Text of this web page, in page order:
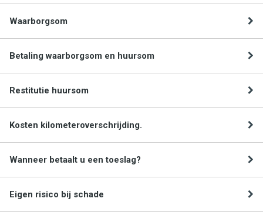
Waarborgsom
Betaling waarborgsom en huursom
Restitutie huursom
Kosten kilometeroverschrijding.
Wanneer betaalt u een toeslag?
Eigen risico bij schade